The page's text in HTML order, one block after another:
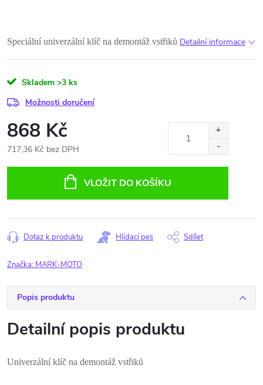
Speciální univerzální klíč na demontáž vstřiků Detailní informace
Skladem >3 ks
Možnosti doručení
868 Kč
717,36 Kč bez DPH
VLOŽIT DO KOŠÍKU
Dotaz k produktu Hlídací pes Sdílet
Značka: MARK-MOTO
Popis produktu
Detailní popis produktu
Univerzální klíč na demontáž vstřiků